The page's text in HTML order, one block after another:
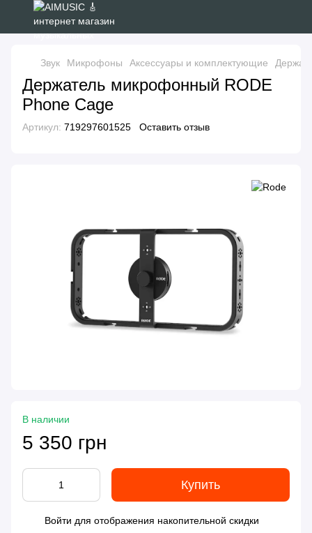
Звук Микрофоны Аксессуары и комплектующие
Держатель микрофонный RODE
Phone Cage
Артикул: 719297601525 Оставить отзыв
В наличии
5 350 грн
Купить
Войти для отображения накопительной скидки